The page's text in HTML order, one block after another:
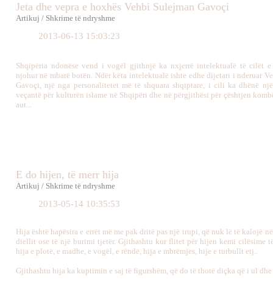
Jeta dhe vepra e hoxhës Vehbi Sulejman Gavoçi
Artikuj / Shkrime të ndryshme
2013-06-13 15:03:23
Shqipëria ndonëse vend i vogël gjithnjë ka nxjerrë intelektualë të cilët e
njohur në mbarë botën. Ndër këta intelektualë ishte edhe dijetari i nderuar
Gavoçi, një nga personalitetet më të shquara shqiptare, i cili ka dhënë
veçantë për kulturën islame në Shqipëri dhe në përgjithësi për çështjen
aut...
E do hijen, të merr hija
Artikuj / Shkrime të ndryshme
2013-05-14 10:35:53
Hija është hapësira e errët më me pak dritë pas një trupi, që nuk lë të kalojë
diellit ose të një burimi tjetër. Gjithashtu kur flitet për hijen kemi cilësime
hija e plotë, e madhe, e vogël, e rëndë, hija e mbrëmjes, hije e turbullt etj..
Gjithashtu hija ka kuptimin e saj të figurshëm, që do të thotë diçka që i ul dhe